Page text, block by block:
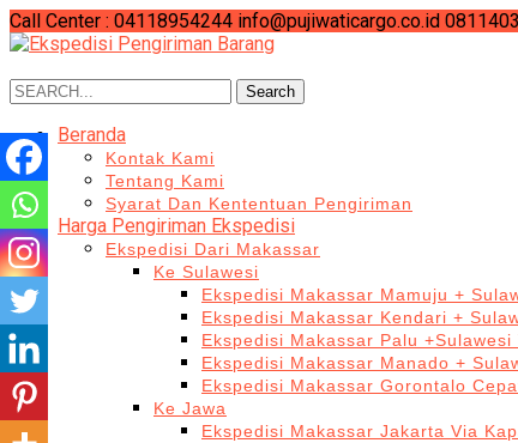
Call Center : 04118954244 info@pujiwaticargo.co.id
Search
for:
Search
Beranda
Kontak Kami
Tentang Kami
Syarat Dan Kententuan Pengiriman
Harga Pengiriman Ekspedisi
Ekspedisi Dari Makassar
Ke Sulawesi
Ekspedisi Makassar Mamuju +
Ekspedisi Makassar Kendari +
Ekspedisi Makassar Palu +Sulawesi
Ekspedisi Makassar Manado +
Ekspedisi Makassar Gorontalo
Ke Jawa
Ekspedisi Makassar Jakarta Via